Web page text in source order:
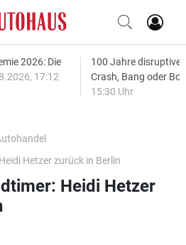
2026: Die
17:12
100 Jahre disruptive
Crash, Bang oder
15:30 Uhr
Hetzer zurück in Berlin
Heidi Hetzer